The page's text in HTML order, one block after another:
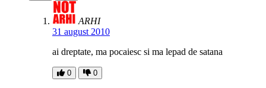
ARHI
31 august 2010
ai dreptate, ma pocaiesc si ma lepad de satana
0 0